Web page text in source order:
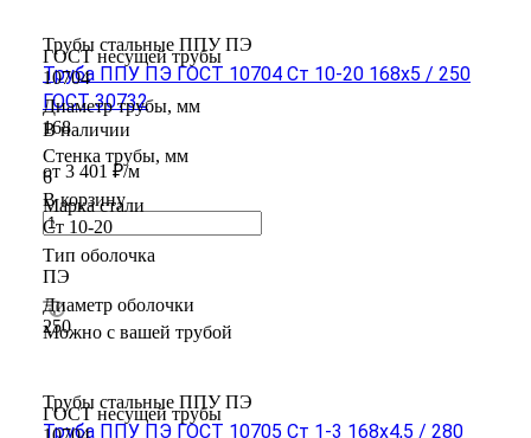
ГОСТ несущей трубы
10704
Диаметр трубы, мм
168
Стенка трубы, мм
6
Марка стали
Ст 10-20
Тип оболочка
ПЭ
Диаметр оболочки
250
ГОСТ несущей трубы
Трубы стальные ППУ ПЭ
Труба ППУ ПЭ ГОСТ 10704 Ст 10-20 168x5 / 250
ГОСТ 30732
В наличии
от 3 401 ₽/м
В корзину
Можно с вашей трубой
Трубы стальные ППУ ПЭ
Труба ППУ ПЭ ГОСТ 10705 Ст 1-3 168x4,5 / 280